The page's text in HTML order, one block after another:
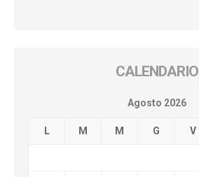
CALENDARIO
Agosto 2026
L M M G V